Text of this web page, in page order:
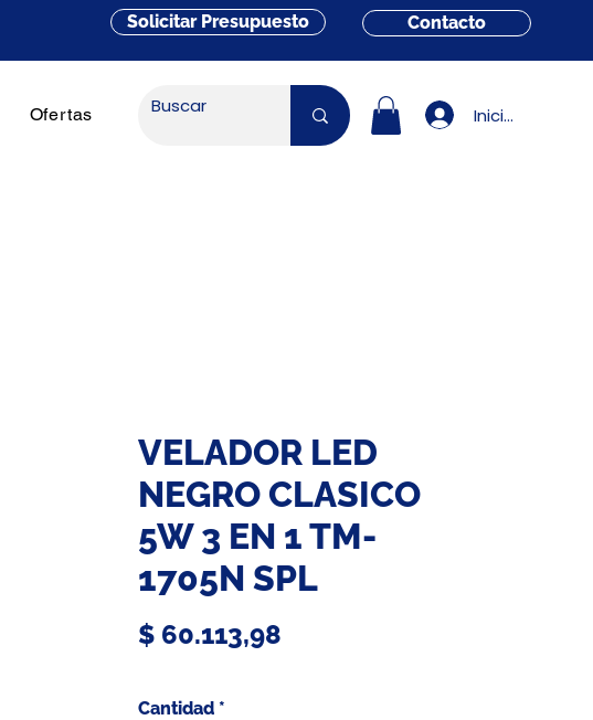
Solicitar Presupuesto Contacto
Ofertas Iniciar sesión
VELADOR LED
NEGRO CLASICO
5W 3 EN 1 TM-
1705N SPL
$ 60.113,98
Cantidad *